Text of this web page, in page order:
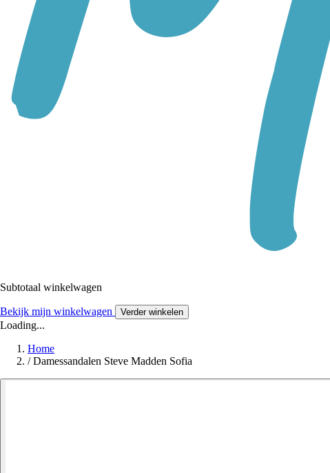
Subtotaal winkelwagen
Bekijk mijn winkelwagen Verder winkelen
Loading...
Home
/ Damessandalen Steve Madden Sofia